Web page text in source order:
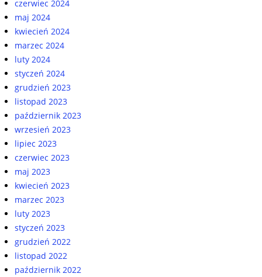
czerwiec 2024
maj 2024
kwiecień 2024
marzec 2024
luty 2024
styczeń 2024
grudzień 2023
listopad 2023
październik 2023
wrzesień 2023
lipiec 2023
czerwiec 2023
maj 2023
kwiecień 2023
marzec 2023
luty 2023
styczeń 2023
grudzień 2022
listopad 2022
październik 2022